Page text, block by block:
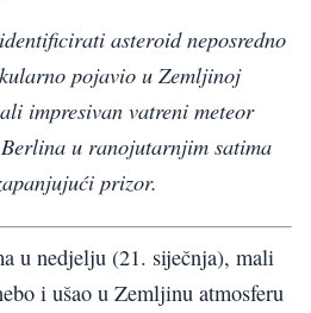
asteroid neposredno
pojavio u Zemljinoj
impresivan vatreni meteor
u ranojutarnjim satima
prizor.
u nedjelju (21. siječnja), mali
i ušao u Zemljinu atmosferu